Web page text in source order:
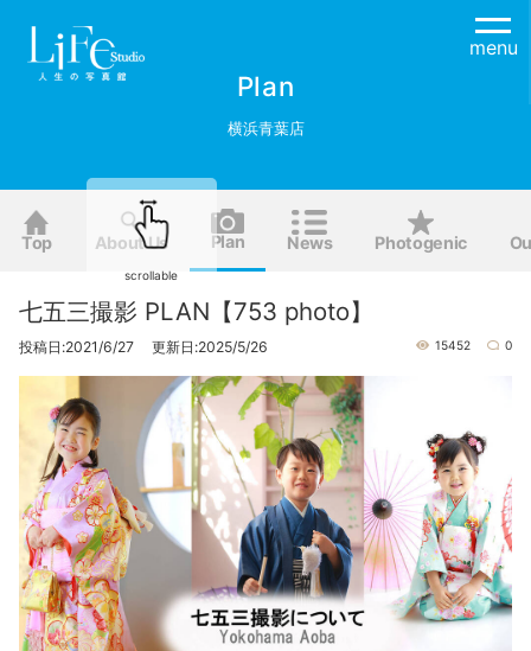
menu
Plan
横浜青葉店
Top About Us Plan News Photogenic
七五三撮影 PLAN【753 photo】
投稿日:2021/6/27 更新日:2025/5/26 15452 0